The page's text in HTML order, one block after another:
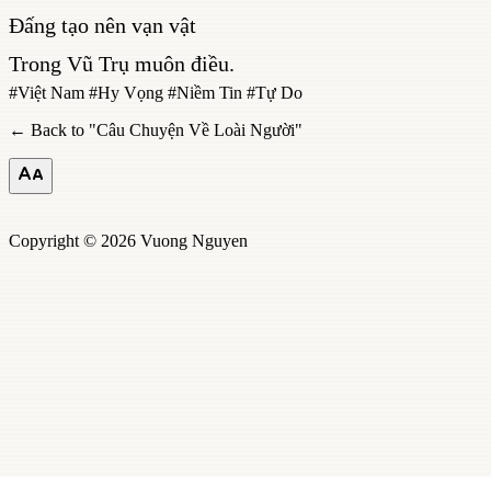
Đấng tạo nên vạn vật
Trong Vũ Trụ muôn điều.
#Việt Nam #Hy Vọng #Niềm Tin #Tự Do
← Back to "Câu Chuyện Về Loài Người"
Copyright © 2026 Vuong Nguyen